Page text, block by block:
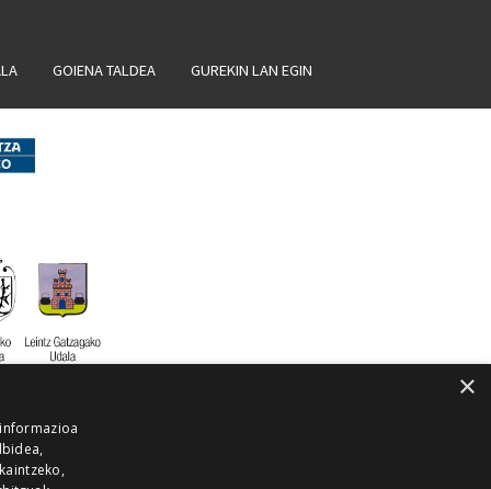
GOIENA TALDEA GUREKIN LAN EGIN
×